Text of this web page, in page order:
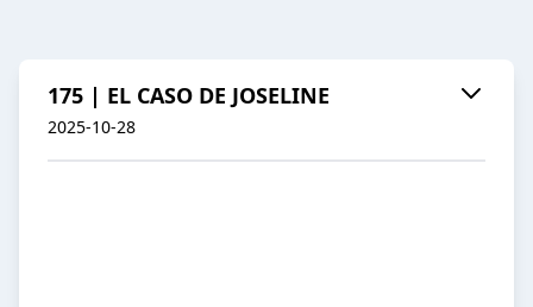
175 | EL CASO DE JOSELINE
2025-10-28